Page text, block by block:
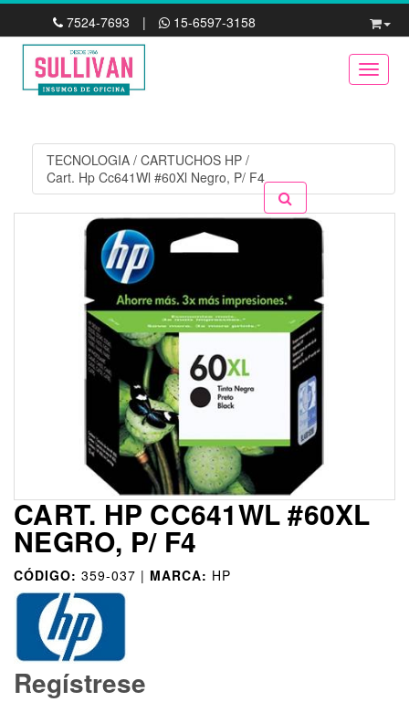
7524-7693 | 15-6597-3158
TECNOLOGIA / CARTUCHOS HP /
Cart. Hp Cc641Wl #60Xl Negro, P/ F4
CART. HP CC641WL #60XL
NEGRO, P/ F4
CÓDIGO: 359-037 | MARCA: HP
Regístrese